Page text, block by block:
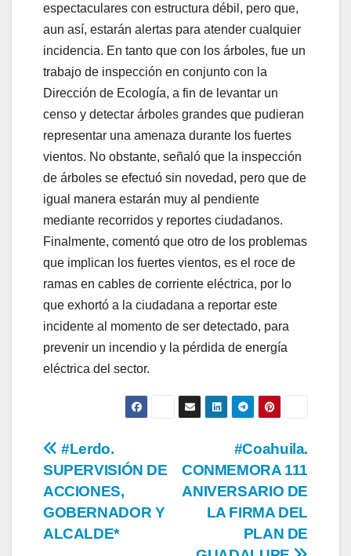
espectaculares con estructura débil, pero que,
aun así, estarán alertas para atender cualquier
incidencia. En tanto que con los árboles, fue un
trabajo de inspección en conjunto con la
Dirección de Ecología, a fin de levantar un
censo y detectar árboles grandes que pudieran
representar una amenaza durante los fuertes
vientos. No obstante, señaló que la inspección
de árboles se efectuó sin novedad, pero que de
igual manera estarán muy al pendiente
mediante recorridos y reportes ciudadanos.
Finalmente, comentó que otro de los problemas
que implican los fuertes vientos, es el roce de
ramas en cables de corriente eléctrica, por lo
que exhortó a la ciudadana a reportar este
incidente al momento de ser detectado, para
prevenir un incendio y la pérdida de energía
eléctrica del sector.
Navegación
de
entradas
#Coahuila.
CONMEMORA 111
ANIVERSARIO DE
LA FIRMA DEL
PLAN DE
#Lerdo.
SUPERVISIÓN DE
ACCIONES,
GOBERNADOR Y
ALCALDE*